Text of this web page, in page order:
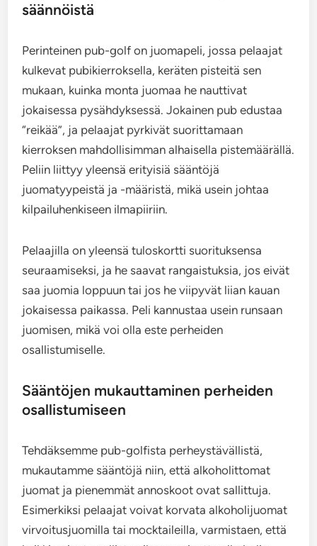
säännöistä
Perinteinen pub-golf on juomapeli, jossa pelaajat
kulkevat pubikierroksella, keräten pisteitä sen
mukaan, kuinka monta juomaa he nauttivat
jokaisessa pysähdyksessä. Jokainen pub edustaa
“reikää”, ja pelaajat pyrkivät suorittamaan
kierroksen mahdollisimman alhaisella pistemäärällä.
Peliin liittyy yleensä erityisiä sääntöjä
juomatyypeistä ja -määristä, mikä usein johtaa
kilpailuhenkiseen ilmapiiriin.
Pelaajilla on yleensä tuloskortti suorituksensa
seuraamiseksi, ja he saavat rangaistuksia, jos eivät
saa juomia loppuun tai jos he viipyvät liian kauan
jokaisessa paikassa. Peli kannustaa usein runsaan
juomisen, mikä voi olla este perheiden
osallistumiselle.
Sääntöjen mukauttaminen perheiden
osallistumiseen
Tehdäksemme pub-golfista perheystävällistä,
mukautamme sääntöjä niin, että alkoholittomat
juomat ja pienemmät annoskoot ovat sallittuja.
Esimerkiksi pelaajat voivat korvata alkoholijuomat
virvoitusjuomilla tai mocktaileilla, varmistaen, että